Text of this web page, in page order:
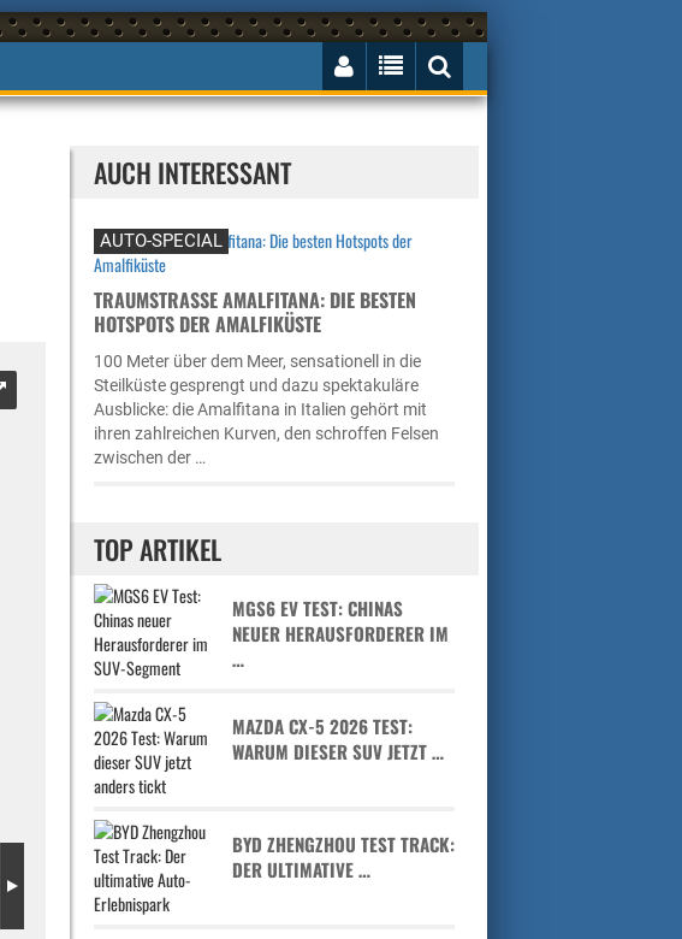
AUCH INTERESSANT
AUTO-SPECIAL
TRAUMSTRASSE AMALFITANA: DIE BESTEN H
OTSPOTS DER AMALFIKÜSTE
100 Meter über dem Meer, sensationell in die
Steilküste gesprengt und dazu spektakuläre
Ausblicke: die Amalfitana in Italien gehört mit
ihren zahlreichen Kurven, den schroffen Felsen
zwischen der …
TOP ARTIKEL
MGS6 EV TEST: CHINAS
NEUER HERAUSFORDERER IM
…
MAZDA CX-5 2026 TEST:
WARUM DIESER SUV JETZT …
BYD ZHENGZHOU TEST TRACK:
DER ULTIMATIVE …